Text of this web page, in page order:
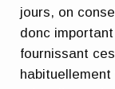
jours, on
donc
fournissant